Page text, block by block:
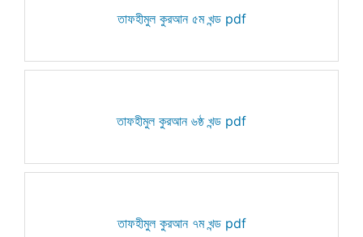
তাফহীমুল কুরআন ৫ম খন্ড pdf
তাফহীমুল কুরআন ৬ষ্ঠ খন্ড pdf
তাফহীমুল কুরআন ৭ম খন্ড pdf